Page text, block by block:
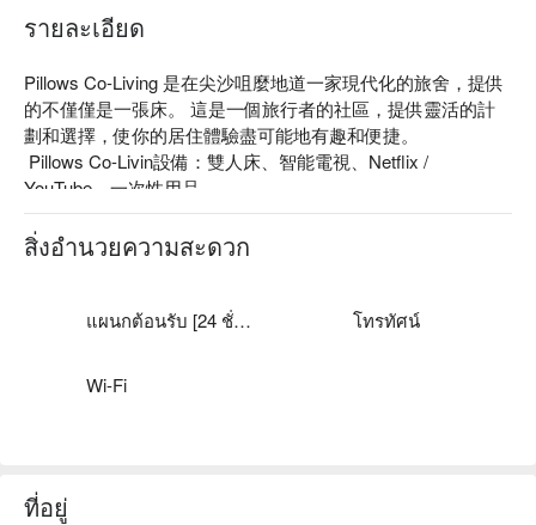
รายละเอียด
Pillows Co-Living 是在尖沙咀麼地道一家現代化的旅舍，提供
的不僅僅是一張床。 這是一個旅行者的社區，提供靈活的計
劃和選擇，使你的居住體驗盡可能地有趣和便捷。
YouTube、一次性用品
Pillows Co-Livin推薦：距離尖東地鐵站僅有 2 分鐘步行東站
สิ่งอำนวยความสะดวก
แผนกต้อนรับ [24 ชั่วโมง] โทรทัศน์
Wi-Fi
ที่อยู่